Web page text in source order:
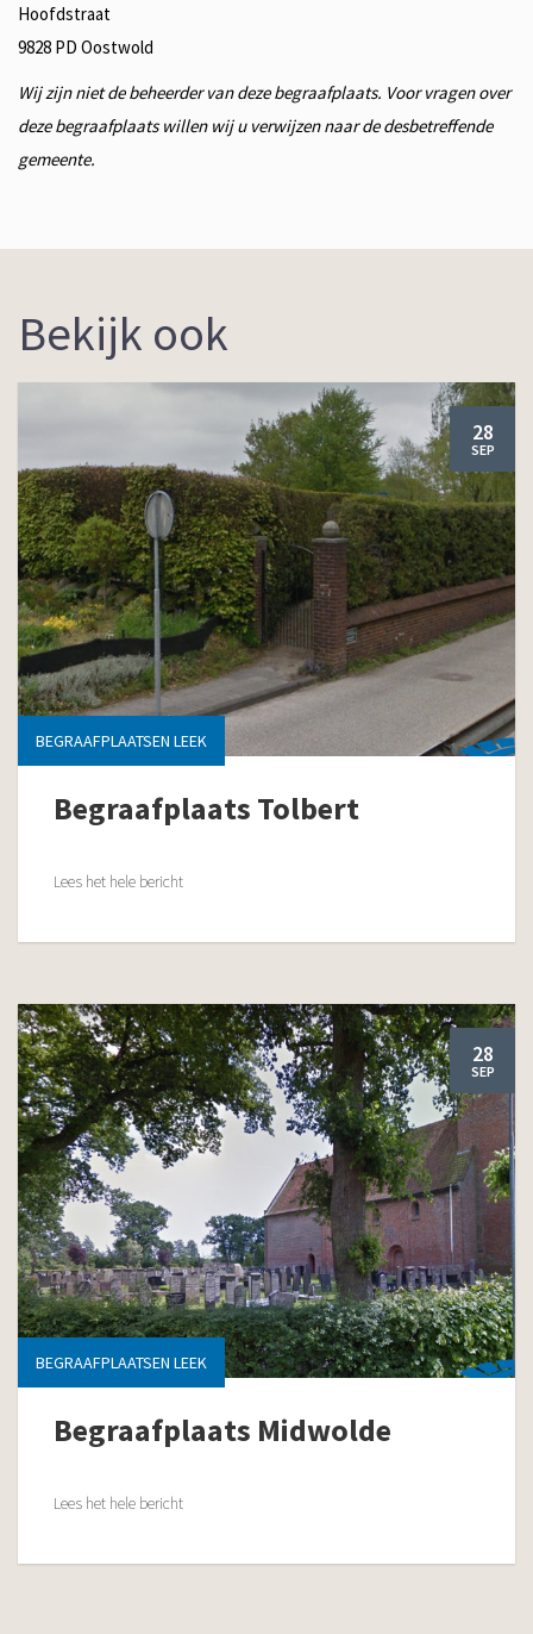
Hoofdstraat
9828 PD Oostwold
Wij zijn niet de beheerder van deze begraafplaats. Voor vragen over
deze begraafplaats willen wij u verwijzen naar de desbetreffende
gemeente.
Bekijk ook
28
SEP
BEGRAAFPLAATSEN LEEK
Begraafplaats Tolbert
Lees het hele bericht
28
SEP
BEGRAAFPLAATSEN LEEK
Begraafplaats Midwolde
Lees het hele bericht